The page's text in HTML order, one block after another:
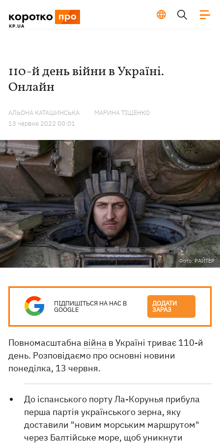
110-й день війни в Україні.
Онлайн
АЛЬОНА КАТАШИНСЬКА
МАРИНА ТІЩЕНКО
13 червня 2022 00:01
Фото: РАЙТЕР
ПІДПИШІТЬСЯ НА НАС В
GOOGLE
ДОДАТИ
ЗАРАЗ
Повномасштабна війна в Україні триває 110-й
день. Розповідаємо про основні новини
понеділка, 13 червня.
До іспанського порту Ла-Корунья прибула
перша партія українського зерна, яку
доставили "новим морським маршрутом"
через Балтійське море, щоб уникнути